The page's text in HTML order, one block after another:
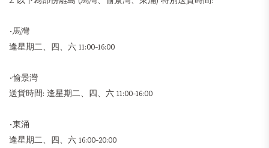
•馬灣
逢星期二、四、六 11:00-16:00
•愉景灣
送貨時間: 逢星期二、四、六 11:00-16:00
•東涌
逢星期二、四、六 16:00-20:00